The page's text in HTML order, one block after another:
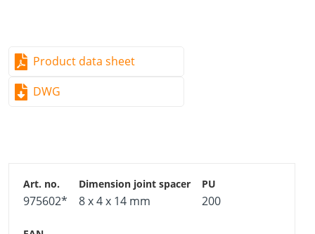
Product data sheet
DWG
975602* 8 x 4 x 14 mm 200